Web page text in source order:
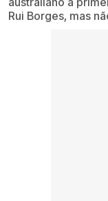
Rui Borges, mas